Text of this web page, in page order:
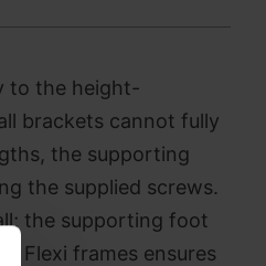
to the height-
brackets cannot fully
the supporting
the supplied screws.
the supporting foot
Flexi frames ensures